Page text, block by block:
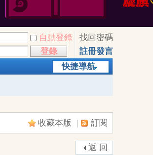
自動登錄
找回密碼
登錄
註冊發言
快捷導航
收藏本版
| 訂閱
返 回